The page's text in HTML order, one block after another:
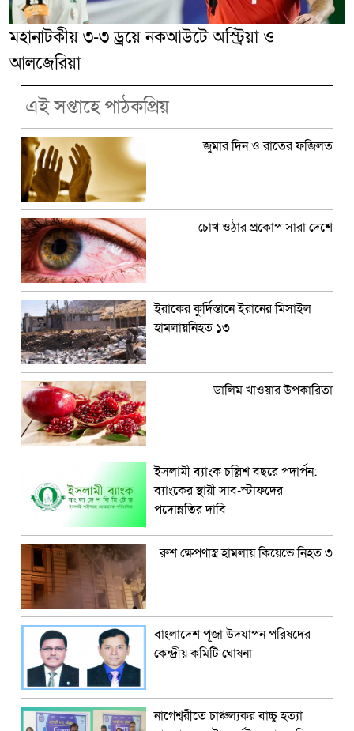
মহানাটকীয় ৩-৩ ড্রয়ে নকআউটে অস্ট্রিয়া ও
আলজেরিয়া
এই সপ্তাহে পাঠকপ্রিয়
জুমার দিন ও রাতের ফজিলত
চোখ ওঠার প্রকোপ সারা দেশে
ইরাকের কুর্দিস্তানে ইরানের মিসাইল
হামলায়নিহত ১৩
ডালিম খাওয়ার উপকারিতা
ইসলামী ব্যাংক চল্লিশ বছরে পদার্পন:
ব্যাংকের স্থায়ী সাব-স্টাফদের
পদোন্নতির দাবি
রুশ ক্ষেপণাস্ত্র হামলায় কিয়েভে নিহত ৩
বাংলাদেশ পূজা উদযাপন পরিষদের
কেন্দ্রীয় কমিটি ঘোষনা
নাগেশ্বরীতে চাঞ্চল্যকর বাচ্চু হত্যা